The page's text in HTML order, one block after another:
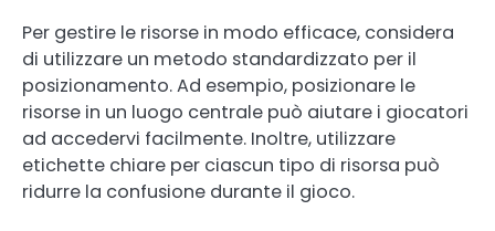
Per gestire le risorse in modo efficace, considera
di utilizzare un metodo standardizzato per il
posizionamento. Ad esempio, posizionare le
risorse in un luogo centrale può aiutare i giocatori
ad accedervi facilmente. Inoltre, utilizzare
etichette chiare per ciascun tipo di risorsa può
ridurre la confusione durante il gioco.